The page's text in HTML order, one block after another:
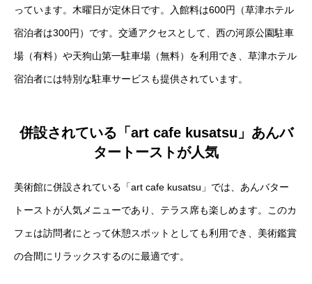
っています。木曜日が定休日です。入館料は600円（草津ホテル
宿泊者は300円）です​​。交通アクセスとして、西の河原公園駐車
場（有料）や天狗山第一駐車場（無料）を利用でき、草津ホテル
宿泊者には特別な駐車サービスも提供されています​​。
併設されている「art cafe kusatsu」あんバ
タートーストが人気
美術館に併設されている「art cafe kusatsu」では、あんバター
トーストが人気メニューであり、テラス席も楽しめます。このカ
フェは訪問者にとって休憩スポットとしても利用でき、美術鑑賞
の合間にリラックスするのに最適です​​。